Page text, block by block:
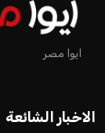
ايوا مصر
الاخبار الشائعة